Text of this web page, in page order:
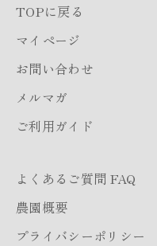
TOPに戻る
マイページ
お問い合わせ
メルマガ
ご利用ガイド
よくあるご質問 FAQ
農園概要
プライバシーポリシー